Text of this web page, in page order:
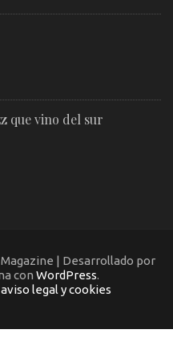
que vino del sur
| Desarrollado por
con WordPress.
legal y cookies